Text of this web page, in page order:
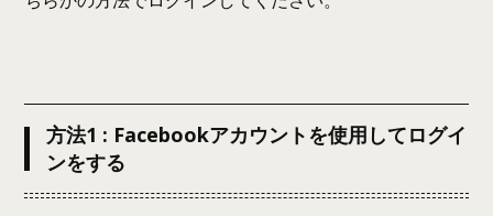
方法1 : Facebookアカウントを使用してログイ
ンをする